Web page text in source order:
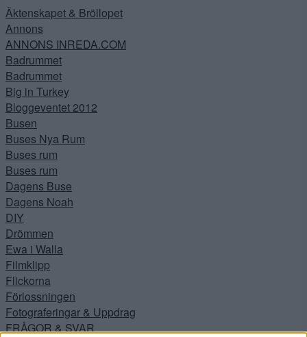
Äktenskapet & Bröllopet
Annons
ANNONS INREDA.COM
Badrummet
Badrummet
Big in Turkey
Bloggeventet 2012
Busen
Buses Nya Rum
Buses rum
Buses rum
Dagens Buse
Dagens Noah
DIY
Drömmen
Ewa i Walla
Filmklipp
Flickorna
Förlossningen
Fotograferingar & Uppdrag
FRÅGOR & SVAR